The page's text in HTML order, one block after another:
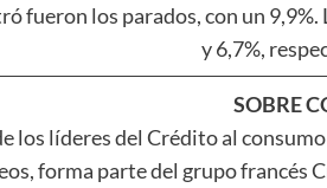
fueron los parados, con un
y 6,7%,
SOBRE
los líderes del Crédito al
forma parte del grupo francés